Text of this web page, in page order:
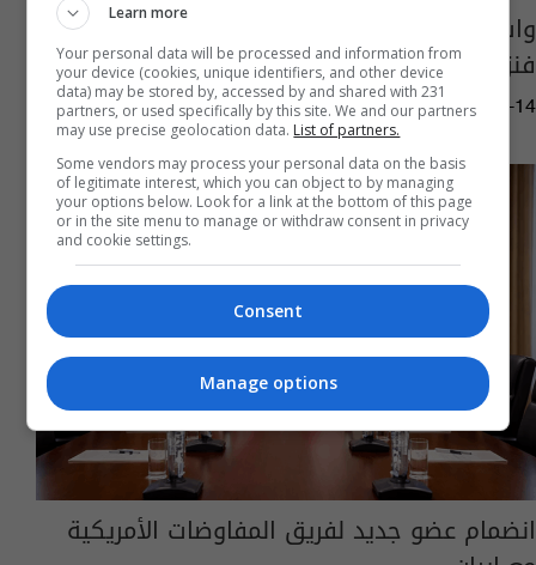
​واشنطن تعلن إتمام عملية إخراج اليورانيوم من
فنزويلا
15:25 | 2026-05-14
انضمام عضو جديد لفريق المفاوضات الأمريكية
Learn more
Your personal data will be processed and information from
your device (cookies, unique identifiers, and other device
data) may be stored by, accessed by and shared with 231
partners, or used specifically by this site. We and our partners
may use precise geolocation data. List of partners.
Some vendors may process your personal data on the basis
of legitimate interest, which you can object to by managing
your options below. Look for a link at the bottom of this page
or in the site menu to manage or withdraw consent in privacy
and cookie settings.
Consent
Manage options